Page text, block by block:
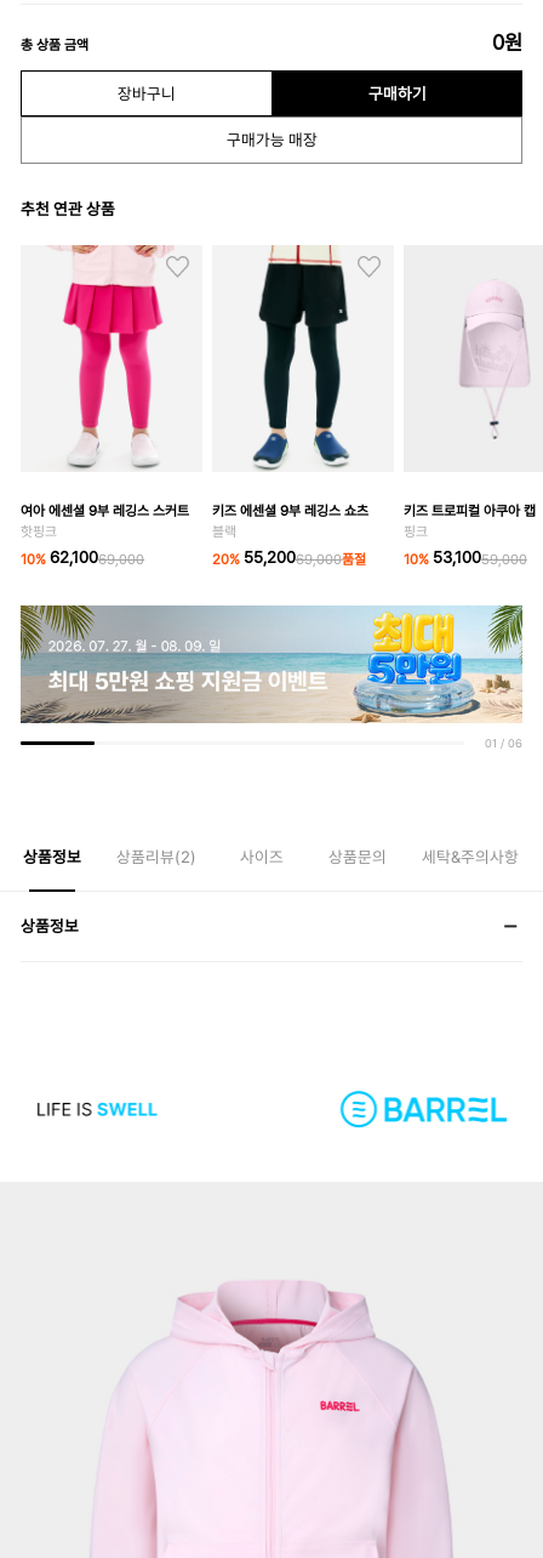
총 상품 금액 0원
장바구니 구매하기
구매가능 매장
추천 연관 상품
여아 에센셜 9부 레깅스 스커트
핫핑크
10% 62,10069,000
키즈 에센셜 9부 레깅스 쇼츠
블랙
20% 55,20069,000품절
키즈 트로피컬 아쿠아 캡
핑크
10% 53,10059,000
01 / 06
상품정보 상품리뷰(2) 사이즈 상품문의 세탁&주의사항
상품정보